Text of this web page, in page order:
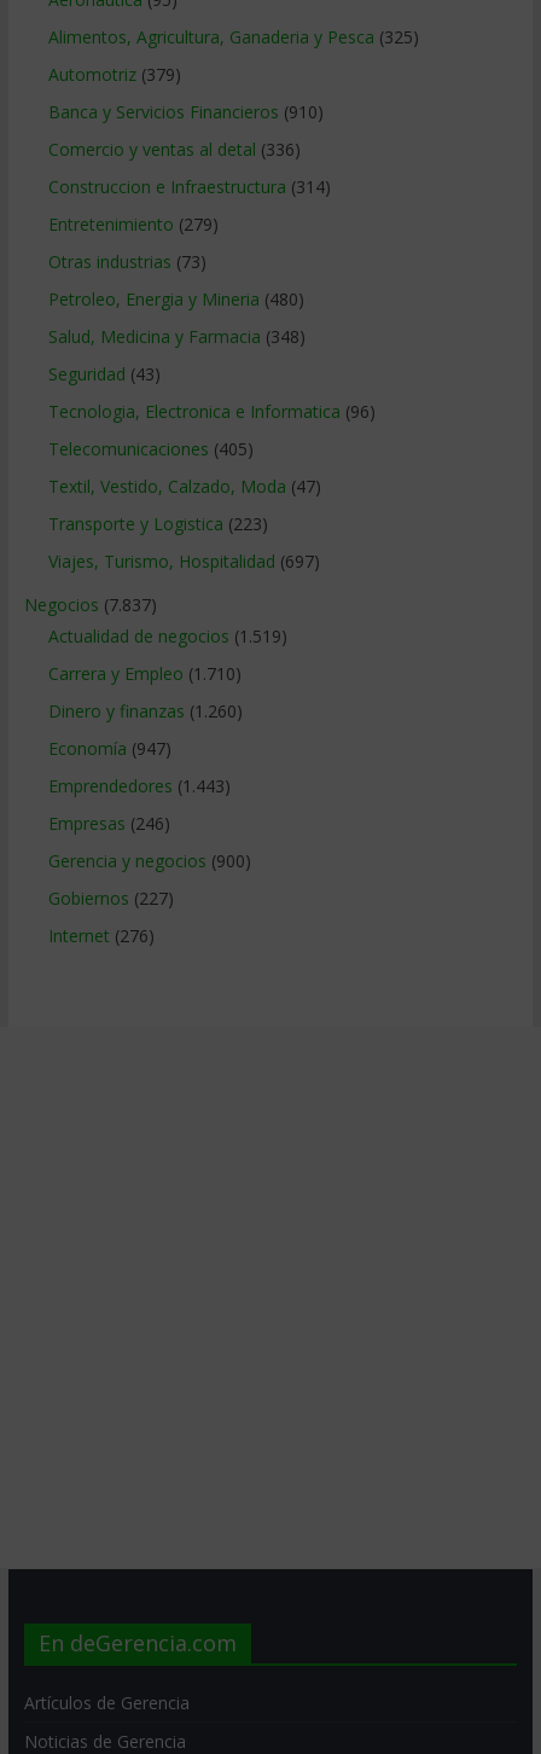
Alimentos, Agricultura, Ganaderia y Pesca (325)
Automotriz(379)
Banca y Servicios Financieros (910)
Comercio y ventas al detal (336)
Construccion e Infraestructura (314)
Entretenimiento (279)
Otras industrias (73)
Petroleo, Energia y Mineria (480)
Salud, Medicina y Farmacia (348)
Seguridad (43)
Tecnologia, Electronica e Informatica (96)
Telecomunicaciones (405)
Textil, Vestido, Calzado, Moda (47)
Transporte y Logistica (223)
Viajes, Turismo, Hospitalidad (697)
Negocios (7.837)
Actualidad de negocios (1.519)
Carrera y Empleo (1.710)
Dinero y finanzas (1.260)
Economía (947)
Emprendedores (1.443)
Empresas (246)
Gerencia y negocios (900)
Gobiernos (227)
Internet (276)
En deGerencia.com
Artículos de Gerencia
Noticias de Gerencia